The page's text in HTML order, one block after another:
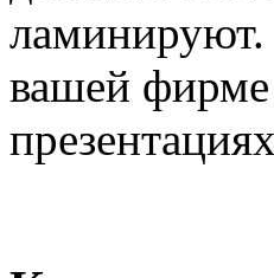
вашей фирме